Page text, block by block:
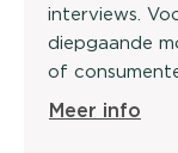
interviews.
diepgaande
of
Meer info